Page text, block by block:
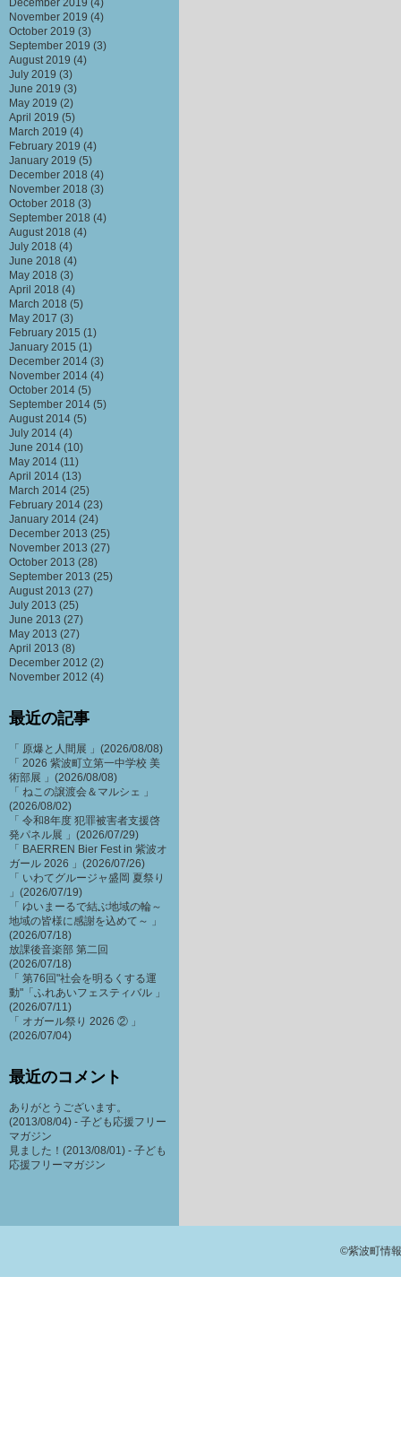
December 2019 (4)
November 2019 (4)
October 2019 (3)
September 2019 (3)
August 2019 (4)
July 2019 (3)
June 2019 (3)
May 2019 (2)
April 2019 (5)
March 2019 (4)
February 2019 (4)
January 2019 (5)
December 2018 (4)
November 2018 (3)
October 2018 (3)
September 2018 (4)
August 2018 (4)
July 2018 (4)
June 2018 (4)
May 2018 (3)
April 2018 (4)
March 2018 (5)
May 2017 (3)
February 2015 (1)
January 2015 (1)
December 2014 (3)
November 2014 (4)
October 2014 (5)
September 2014 (5)
August 2014 (5)
July 2014 (4)
June 2014 (10)
May 2014 (11)
April 2014 (13)
March 2014 (25)
February 2014 (23)
January 2014 (24)
December 2013 (25)
November 2013 (27)
October 2013 (28)
September 2013 (25)
August 2013 (27)
July 2013 (25)
June 2013 (27)
May 2013 (27)
April 2013 (8)
December 2012 (2)
November 2012 (4)
最近の記事
「 原爆と人間展 」(2026/08/08)
「 2026 紫波町立第一中学校 美
術部展 」(2026/08/08)
「 ねこの譲渡会＆マルシェ 」
(2026/08/02)
「 令和8年度 犯罪被害者支援啓
発パネル展 」(2026/07/29)
「 BAERREN Bier Fest in 紫波オ
ガール 2026 」(2026/07/26)
「 いわてグルージャ盛岡 夏祭り
」(2026/07/19)
「 ゆいまーるで結ぶ地域の輪～
地域の皆様に感謝を込めて～ 」
(2026/07/18)
放課後音楽部 第二回
(2026/07/18)
「 第76回"社会を明るくする運
動"「ふれあいフェスティバル 」
(2026/07/11)
「 オガール祭り 2026 ② 」
(2026/07/04)
最近のコメント
ありがとうございます。
(2013/08/04) - 子ども応援フリー
マガジン
見ました！(2013/08/01) - 子ども
応援フリーマガジン
©紫波町情